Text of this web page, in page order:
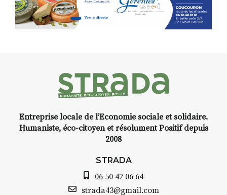
Programmée en off du festival
d’Auzon, cette expo-
installation temporaire vous
INTERVIEW
avez ouvert une galerie à
Auzon…
Bernard TURLE Le Fumoir n’est
Entreprise locale de l’Economie sociale et solidaire.
Humaniste, éco-citoyen et résolument Positif depuis
2008
STRADA
06 50 42 06 64
strada43@gmail.com